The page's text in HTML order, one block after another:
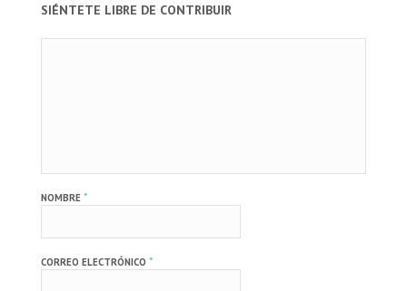
SIÉNTETE LIBRE DE CONTRIBUIR
NOMBRE*
CORREO ELECTRÓNICO*